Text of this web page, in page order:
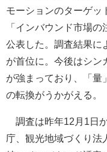
モーションのターゲッ
「インバウンド市場
公表した。調査結果に
が首位に。今後はシン
が強まっており、「量
の転換がうかがえる。
調査は昨年12月1日
庁、観光地域づくり法